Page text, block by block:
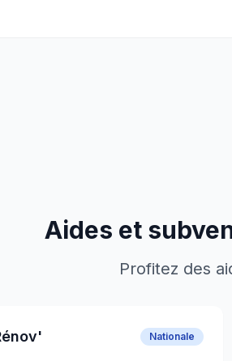
Aides et
Profitez des
Nationale